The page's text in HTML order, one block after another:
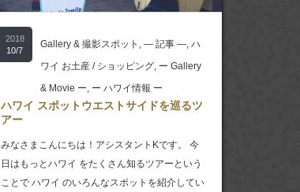
2018
10/7
Gallery & 撮影スポット , ― 記事 ―, ハ
ワイ お土産 / ショッピング, ー Gallery
& Movie ー, ー ハワイ情報 ー
ハワイ スポットウエストサイドを巡るツ
アー
みなさまこんにちは！アシスタントKです。 今
日はもっとハワイ をたくさん知るツアーという
ことで ハワイ のいろんなスポットを紹介してい